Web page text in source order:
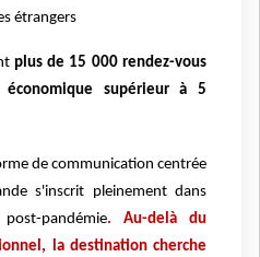
étrangers
plus de 15 000 rendez-vous
supérieur à 5
de communication centrée
s'inscrit pleinement dans
pandémie. Au-delà du
la destination cherche